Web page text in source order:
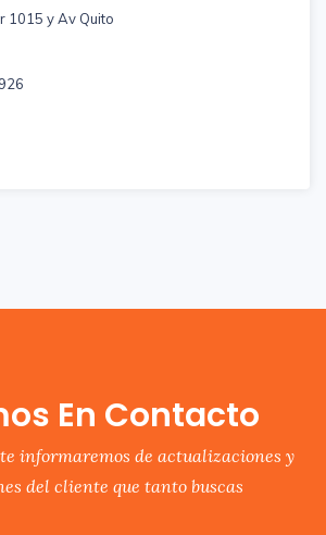
1015 y Av Quito
En Contacto
informaremos de actualizaciones y
del cliente que tanto buscas